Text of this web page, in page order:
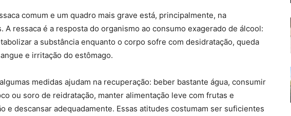
comum e um quadro mais grave está, principalmente, na
A ressaca é a resposta do organismo ao consumo exagerado de álcool:
a substância enquanto o corpo sofre com desidratação, queda
e irritação do estômago.
medidas ajudam na recuperação: beber bastante água, consumir
ou soro de reidratação, manter alimentação leve com frutas e
e descansar adequadamente. Essas atitudes costumam ser suficientes